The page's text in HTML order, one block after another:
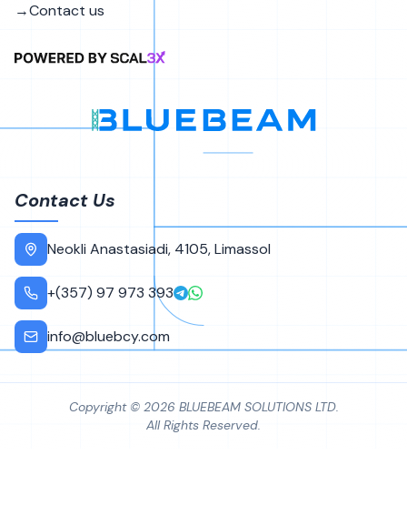
B-01
→Contact us
Contact Us
Neokli Anastasiadi, 4105, Limassol
+(357) 97 973 393
info@bluebcy.com
Copyright © 2026 BLUEBEAM SOLUTIONS LTD.
All Rights Reserved.